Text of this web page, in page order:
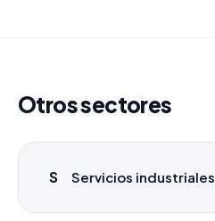
Otros sectores
S Servicios industriales